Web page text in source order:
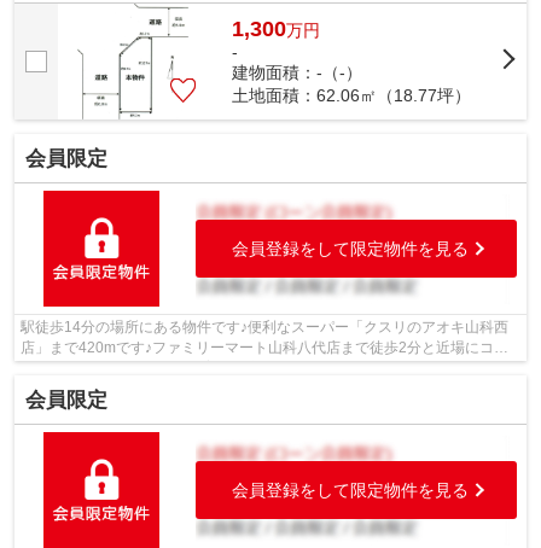
す！角地なので、風通しもよく開放感...
1,300万円
-
建物面積：-（-）
土地面積：62.06㎡（18.77坪）
会員限定
会員登録をして限定物件を見る
駅徒歩14分の場所にある物件です♪便利なスーパー「クスリのアオキ山科西
店」まで420mです♪ファミリーマート山科八代店まで徒歩2分と近場にコン
会員限定
会員登録をして限定物件を見る